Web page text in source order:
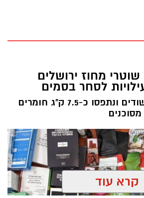
מחוז ירושלים
לסחר בסמים
נעצרו שלושה חשודים ונתפסו כ-7.5 ק"ג חומרים
קרא עוד